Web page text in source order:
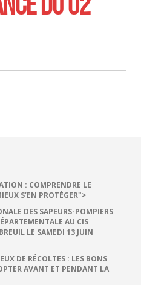
: COMPRENDRE LE
S’EN PROTÉGER">
DES SAPEURS-POMPIERS
AU CIS
LE SAMEDI 13 JUIN
DE RÉCOLTES : LES BONS
AVANT ET PENDANT LA